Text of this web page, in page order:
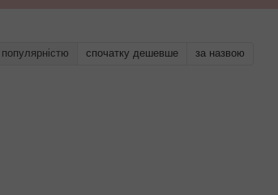
спочатку дешевше за назвою